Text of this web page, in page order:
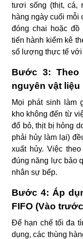
tươi sống (thịt, cá,
hàng ngày cuối
đóng chai hoặc
tiến hành kiểm kê
số lượng thực tế với
Bước 3:
nguyên vật liệu
Mọi phát sinh làm
kho không đến từ
đổ bỏ, thịt bị hỏng
phải hủy làm lại)
xuất hủy. Việc
đúng năng lực bảo
nhân sự bếp.
Bước 4: Áp
FIFO (Vào
Để hạn chế tối đa
dụng, các thùng